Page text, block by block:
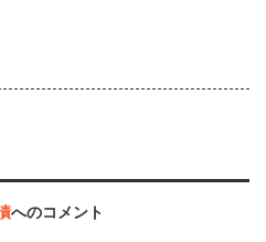
へのコメント